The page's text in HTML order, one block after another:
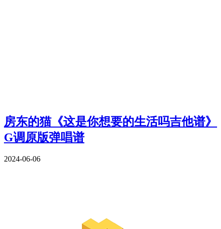
房东的猫《这是你想要的生活吗吉他谱》
G调原版弹唱谱
2024-06-06